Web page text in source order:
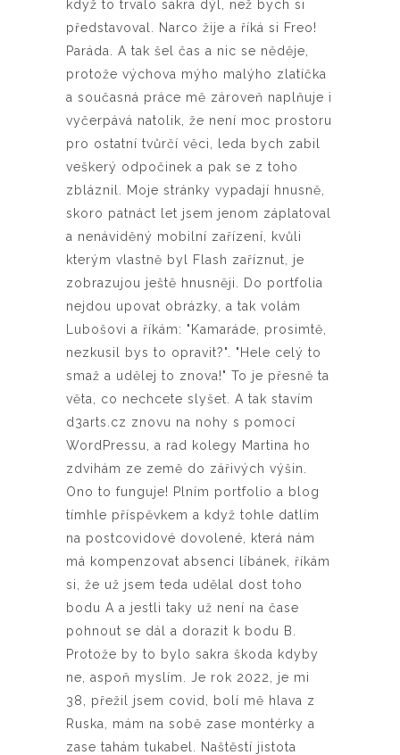
když to trvalo sakra dýl, než bych si
představoval. Narco žije a říká si Freo!
Paráda. A tak šel čas a nic se něděje,
protože výchova mýho malýho zlatíčka
a současná práce mě zároveň naplňuje i
vyčerpává natolik, že není moc prostoru
pro ostatní tvůrčí věci, leda bych zabil
veškerý odpočinek a pak se z toho
zbláznil. Moje stránky vypadají hnusně,
skoro patnáct let jsem jenom záplatoval
a nenáviděný mobilní zařízení, kvůli
kterým vlastně byl Flash zaříznut, je
zobrazujou ještě hnusněji. Do portfolia
nejdou upovat obrázky, a tak volám
Lubošovi a říkám: "Kamaráde, prosimtě,
nezkusil bys to opravit?". "Hele celý to
smaž a udělej to znova!" To je přesně ta
věta, co nechcete slyšet. A tak stavím
d3arts.cz znovu na nohy s pomocí
WordPressu, a rad kolegy Martina ho
zdvihám ze země do zářivých výšin.
Ono to funguje! Plním portfolio a blog
tímhle příspěvkem a když tohle datlím
na postcovidové dovolené, která nám
má kompenzovat absenci líbánek, říkám
si, že už jsem teda udělal dost toho
bodu A a jestli taky už není na čase
pohnout se dál a dorazit k bodu B.
Protože by to bylo sakra škoda kdyby
ne, aspoň myslím. Je rok 2022, je mi
38, přežil jsem covid, bolí mě hlava z
Ruska, mám na sobě zase montérky a
zase tahám tukabel. Naštěstí jistota